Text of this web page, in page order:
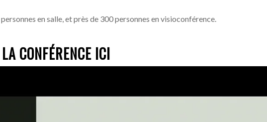
en salle, et près de 300 personnes en visioconférence.
CONFÉRENCE ICI